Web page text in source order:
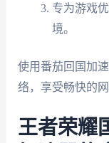
专为游戏
境。
使用番茄回国加
络，享受畅快的网
王者荣耀